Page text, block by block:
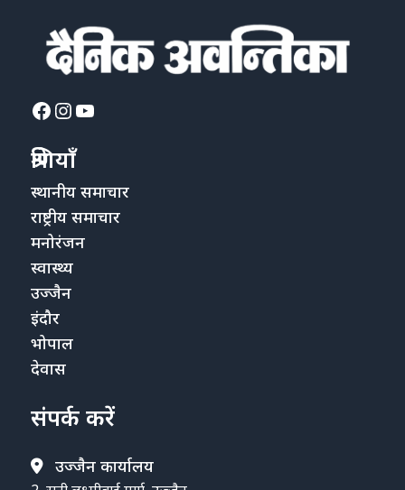
Facebook
Instagram
YouTube
श्रेणियाँ
स्थानीय समाचार
राष्ट्रीय समाचार
मनोरंजन
स्वास्थ्य
उज्जैन
इंदौर
भोपाल
देवास
संपर्क करें
उज्जैन कार्यालय